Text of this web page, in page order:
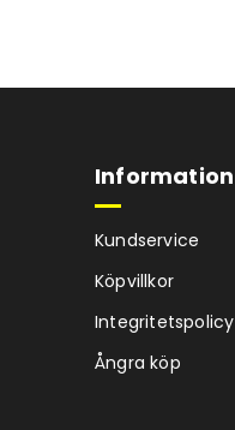
Information
Kundservice
Köpvillkor
Integritetspolicy
Ångra köp